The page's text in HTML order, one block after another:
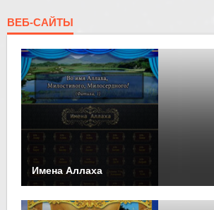
ВЕБ-САЙТЫ
Имена Аллаха